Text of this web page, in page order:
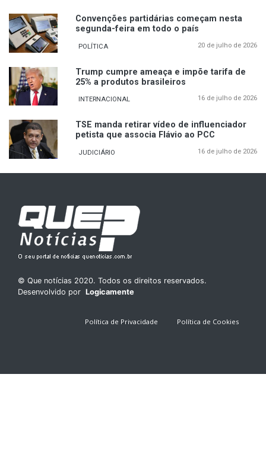
Convenções partidárias começam nesta
segunda-feira em todo o país
POLÍTICA 20 de julho de 2026
Trump cumpre ameaça e impõe tarifa de
25% a produtos brasileiros
INTERNACIONAL 16 de julho de 2026
TSE manda retirar vídeo de influenciador
petista que associa Flávio ao PCC
JUDICIÁRIO 16 de julho de 2026
© Que notícias 2020. Todos os direitos reservados.
Desenvolvido por Logicamente
Política de Privacidade Política de Cookies